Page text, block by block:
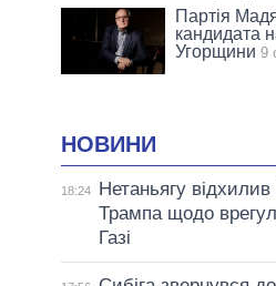
Партія
кандидата
Угорщини 9
НОВИНИ
18:24
Нетаньягу
Трампа щодо
Газі